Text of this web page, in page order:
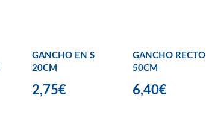
GANCHO EN S
20CM
2,75€
GANCHO RECTO
50CM
6,40€